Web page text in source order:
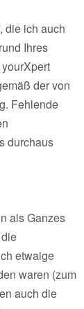
die ich auch
Ihres
der von
Fehlende
durchaus
als Ganzes
etwaige
waren (zum
auch die